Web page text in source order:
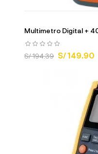
Multimetro Digital +
S/ 194.39 S/ 149.90